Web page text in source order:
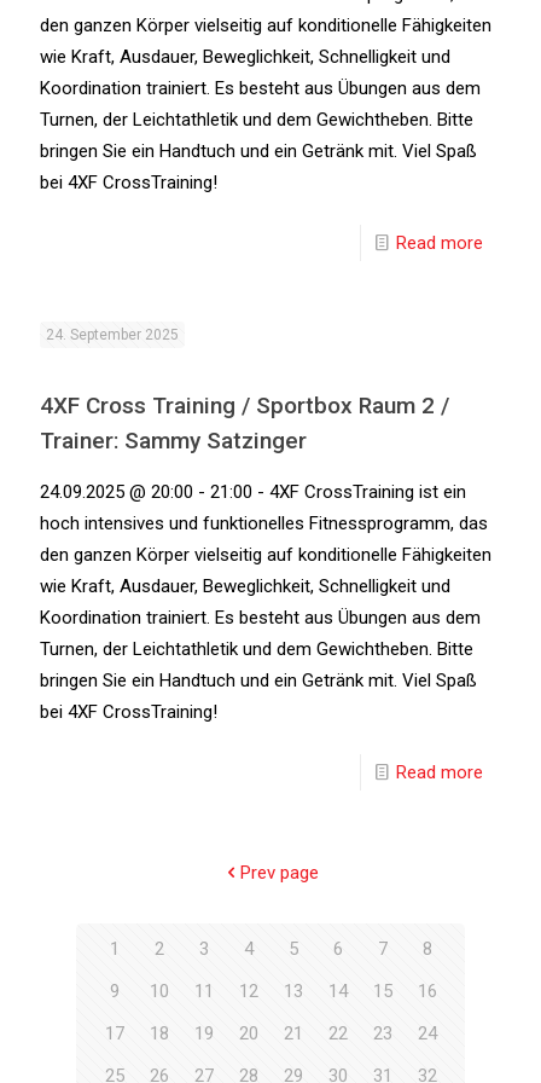
den ganzen Körper vielseitig auf konditionelle Fähigkeiten
wie Kraft, Ausdauer, Beweglichkeit, Schnelligkeit und
Koordination trainiert. Es besteht aus Übungen aus dem
Turnen, der Leichtathletik und dem Gewichtheben. Bitte
bringen Sie ein Handtuch und ein Getränk mit. Viel Spaß
bei 4XF CrossTraining!
Read more
24. September 2025
4XF Cross Training / Sportbox Raum 2 /
Trainer: Sammy Satzinger
24.09.2025 @ 20:00 - 21:00 - 4XF CrossTraining ist ein
hoch intensives und funktionelles Fitnessprogramm, das
den ganzen Körper vielseitig auf konditionelle Fähigkeiten
wie Kraft, Ausdauer, Beweglichkeit, Schnelligkeit und
Koordination trainiert. Es besteht aus Übungen aus dem
Turnen, der Leichtathletik und dem Gewichtheben. Bitte
bringen Sie ein Handtuch und ein Getränk mit. Viel Spaß
bei 4XF CrossTraining!
Read more
Prev page
1 2 3 4 5 6 7
8
9
10 11 12 13 14 15
16
17
18 19 20 21 22 23
24
25
26 27 28 29 30 31 32